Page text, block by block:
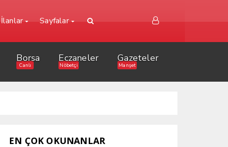
İlanlar Sayfalar
Borsa
Canlı
Eczaneler
Nöbetçi
Gazeteler
Manşet
EN ÇOK OKUNANLAR